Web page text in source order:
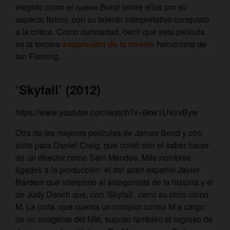
elegido como el nuevo Bond (entre ellos por su
aspecto físico), con su talento interpretativo conquistó
a la crítica. Como curiosidad, decir que esta película
es la tercera adaptación de la novela homónima de
Ian Fleming.
‘Skyfall’ (2012)
https://www.youtube.com/watch?v=6kw1UVovByw
Otra de las mejores películas de James Bond y otro
éxito para Daniel Craig, que contó con el saber hacer
de un director como Sam Mendes. Más nombres
ligados a la producción: el del actor español Javier
Bardem que interpretó al antagonista de la historia y el
de Judy Dench que, con ‘Skyfall’, cerró su ciclo como
M. La cinta, que cuenta un complot contra M a cargo
de un exagente del MI6, supuso también el regreso de